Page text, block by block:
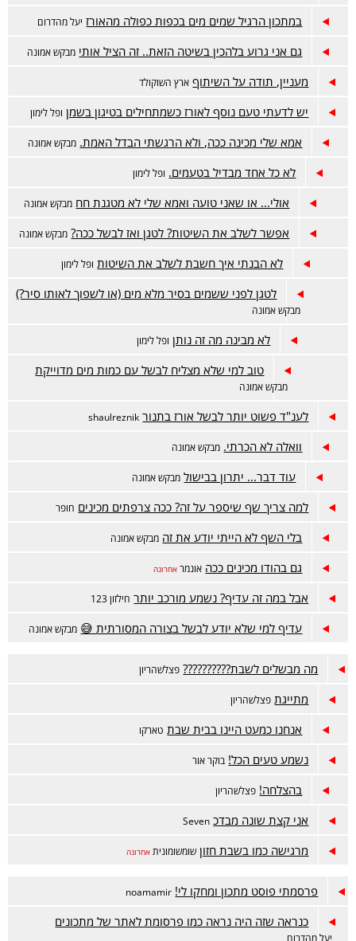
במתכון הרגיל שמים מים בכפות כפולה מהאורז יעל מהדרום
גם אני גרוע בלהכין בשיטה הזאת.. זה הציל אותי מבקש אמונה
מעניין, תודה על השיתוף ארץ השוקולד
יש לדעתי טעם נוסף לאורז כשמתחילים בטיגון בשמן ופל לימון
אמא שלי מכינה ככה, ולא הרגשתי הבדל האמת. מבקש אמונה
לא כל אחד מבדיל בטעמים. ופל לימון
אולי... או שאני טועה ואמא שלי לא מטגנת חח מבקש אמונה
אפשר לשלב את השיטות? לטגן ואז לבשל ככה? מבקש אמונה
לא הבנתי איך חשבת לשלב את השיטות ופל לימון
לטגן לפני ששמים בסיר מלא מים (או לשפוך לאותו סיר?)
מבקש אמונה
לא מבינה מה זה נותן ופל לימון
טוב למי שלא מצליח לבשל עם כמות מים מדוייקת
מבקש אמונה
לענ"ד פשוט יותר לבשל אורז בתנור shaulreznik
וואלה לא הכרתי. מבקש אמונה
עוד דבר... יתרון בבישול מבקש אמונה
למה צריך שף שיספר על זה? ככה צרפתים מכינים חופר
בלי השף לא הייתי יודע את זה מבקש אמונה
גם בהודו מכינים ככה אונמר אחרונה
אבל במה זה עדיף? נשמע מורכב יותר חילזון 123
עדיף למי שלא יודע לבשל בצורה המסורתית 😅 מבקש אמונה
מה מבשלים לשבת?????????? פצלשהריון
מתייגת פצלשהריון
אנחנו כמעט היינו בבית שבת טארקו
נשמע טעים הכל! בוקר אור
בהצלחה! פצלשהריון
אני קצת שונה מבדכ Seven
מרגישה כמו בשבת חזון שומשומונית אחרונה
פרסמתי פוסט מתכון ומחקו לי! noamamir
כנראה שזה היה נראה כמו פרסומת לאתר של מתכונים
יעל מהדרום